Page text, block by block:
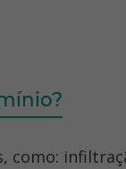
como: